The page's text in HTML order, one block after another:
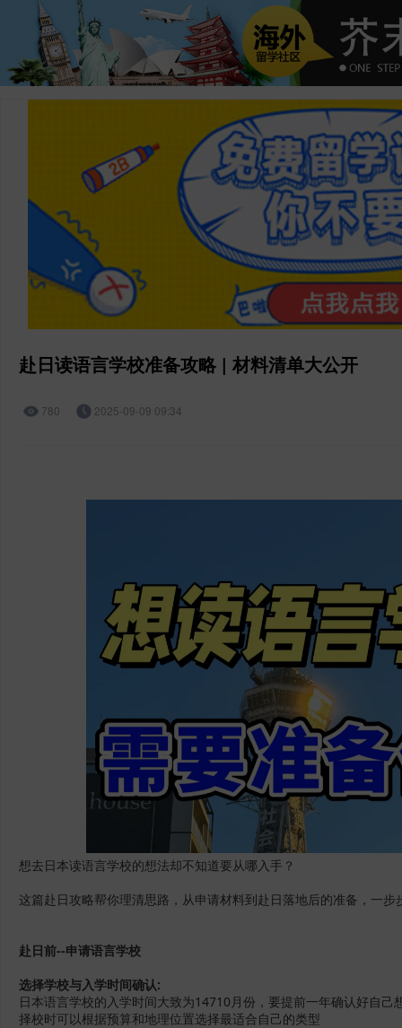
赴日读语言学校准备攻略 | 材料清单大公开
780 2025-09-09 09:34
想去日本读语言学校的想法却不知道要从哪入手？
这篇赴日攻略帮你理清思路，从申请材料到赴日落地后的准备，一步
赴日前--申请语言学校
选择学校与入学时间确认:
日本语言学校的入学时间大致为14710月份，要提前一年确认好自己
择校时可以根据预算和地理位置选择最适合自己的类型